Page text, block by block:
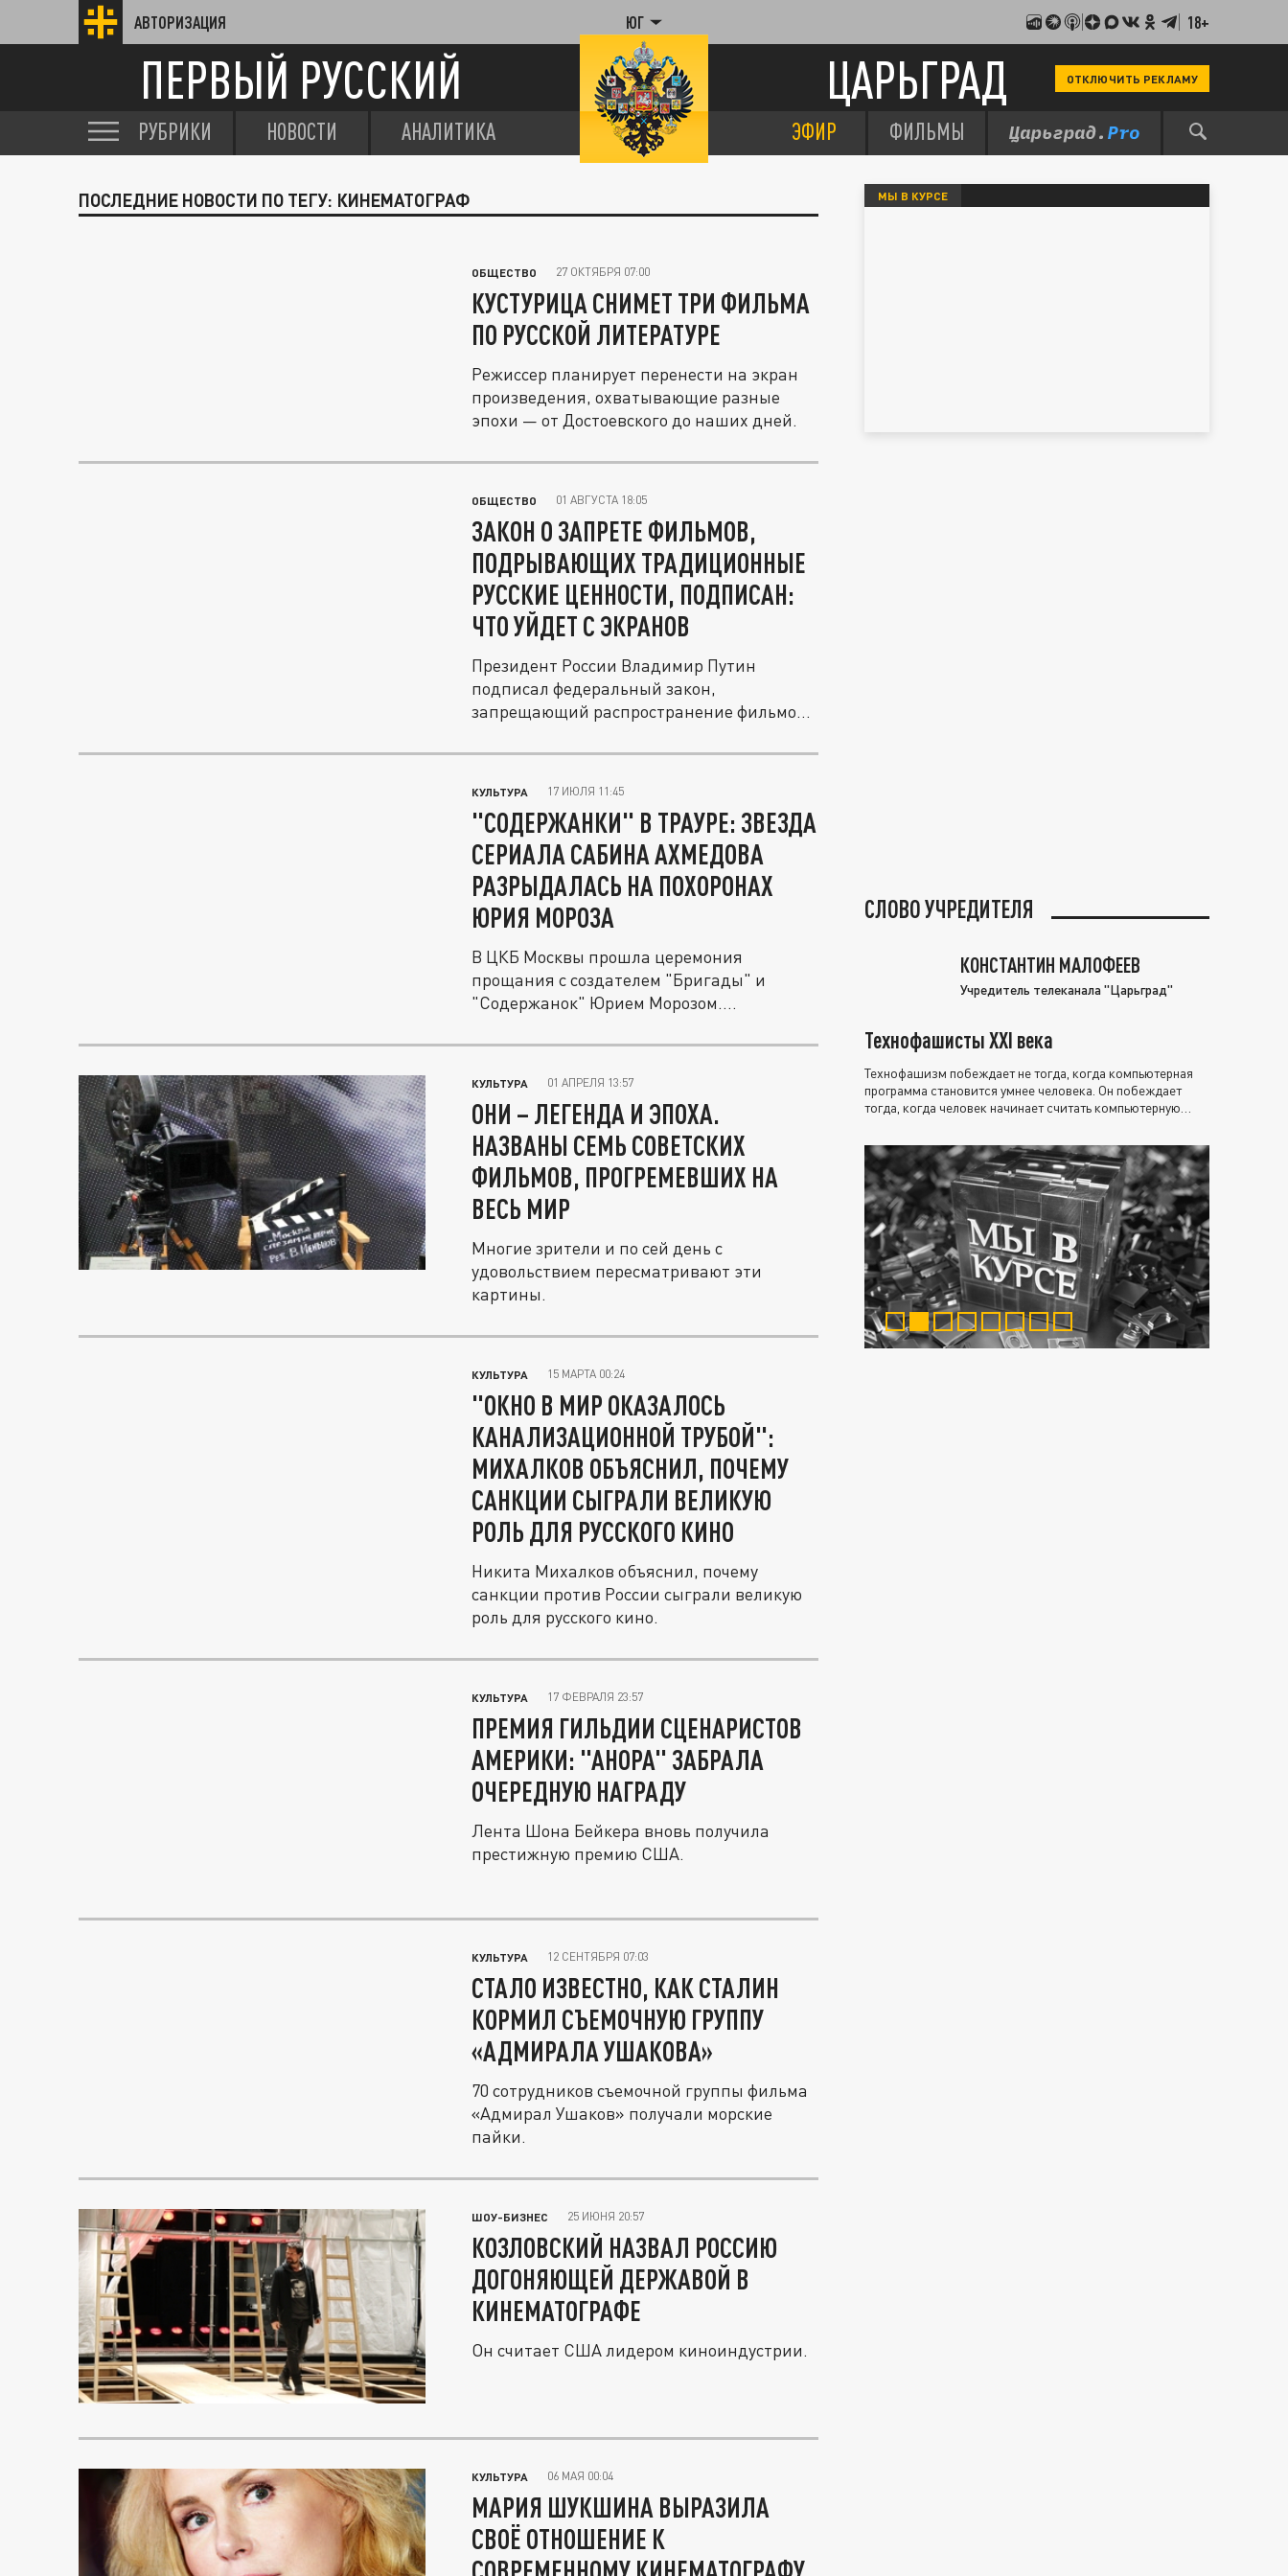
АВТОРИЗАЦИЯ ЮГ 18+
ПЕРВЫЙ РУССКИЙ ЦАРЬГРАД ОТКЛЮЧИТЬ РЕКЛАМУ
РУБРИКИ НОВОСТИ АНАЛИТИКА ЭФИР ФИЛЬМЫ
ПОСЛЕДНИЕ НОВОСТИ ПО ТЕГУ: КИНЕМАТОГРАФ
ОБЩЕСТВО 27 ОКТЯБРЯ 07:00
КУСТУРИЦА СНИМЕТ ТРИ ФИЛЬМА
ПО РУССКОЙ ЛИТЕРАТУРЕ
Режиссер планирует перенести на экран
произведения, охватывающие разные
эпохи — от Достоевского до наших дней.
ОБЩЕСТВО 01 АВГУСТА 18:05
ЗАКОН О ЗАПРЕТЕ ФИЛЬМОВ,
ПОДРЫВАЮЩИХ ТРАДИЦИОННЫЕ
РУССКИЕ ЦЕННОСТИ, ПОДПИСАН:
ЧТО УЙДЕТ С ЭКРАНОВ
Президент России Владимир Путин
подписал федеральный закон,
запрещающий распространение фильмов
КУЛЬТУРА 17 ИЮЛЯ 11:45
"СОДЕРЖАНКИ" В ТРАУРЕ: ЗВЕЗДА
СЕРИАЛА САБИНА АХМЕДОВА
РАЗРЫДАЛАСЬ НА ПОХОРОНАХ
ЮРИЯ МОРОЗА
В ЦКБ Москвы прошла церемония
прощания с создателем "Бригады" и
"Содержанок" Юрием Морозом.
КУЛЬТУРА 01 АПРЕЛЯ 13:57
ОНИ – ЛЕГЕНДА И ЭПОХА.
НАЗВАНЫ СЕМЬ СОВЕТСКИХ
ФИЛЬМОВ, ПРОГРЕМЕВШИХ НА
ВЕСЬ МИР
Многие зрители и по сей день с
удовольствием пересматривают эти
картины.
КУЛЬТУРА 15 МАРТА 00:24
"ОКНО В МИР ОКАЗАЛОСЬ
КАНАЛИЗАЦИОННОЙ ТРУБОЙ":
МИХАЛКОВ ОБЪЯСНИЛ, ПОЧЕМУ
САНКЦИИ СЫГРАЛИ ВЕЛИКУЮ
РОЛЬ ДЛЯ РУССКОГО КИНО
Никита Михалков объяснил, почему
санкции против России сыграли великую
роль для русского кино.
КУЛЬТУРА 17 ФЕВРАЛЯ 23:57
ПРЕМИЯ ГИЛЬДИИ СЦЕНАРИСТОВ
АМЕРИКИ: "АНОРА" ЗАБРАЛА
ОЧЕРЕДНУЮ НАГРАДУ
Лента Шона Бейкера вновь получила
престижную премию США.
КУЛЬТУРА 12 СЕНТЯБРЯ 07:03
СТАЛО ИЗВЕСТНО, КАК СТАЛИН
КОРМИЛ СЪЕМОЧНУЮ ГРУППУ
«АДМИРАЛА УШАКОВА»
70 сотрудников съемочной группы фильма
«Адмирал Ушаков» получали морские
пайки.
ШОУ-БИЗНЕС 25 ИЮНЯ 20:57
КОЗЛОВСКИЙ НАЗВАЛ РОССИЮ
ДОГОНЯЮЩЕЙ ДЕРЖАВОЙ В
КИНЕМАТОГРАФЕ
Он считает США лидером киноиндустрии.
КУЛЬТУРА 06 МАЯ 00:04
МАРИЯ ШУКШИНА ВЫРАЗИЛА
СВОЁ ОТНОШЕНИЕ К
МЫ В КУРСЕ
СЛОВО УЧРЕДИТЕЛЯ
КОНСТАНТИН МАЛОФЕЕВ
Учредитель телеканала "Царьград"
Технофашисты XXI века
Технофашизм побеждает не тогда, когда компьютерная
программа становится умнее человека. Он побеждает
тогда, когда человек начинает считать компьютерную